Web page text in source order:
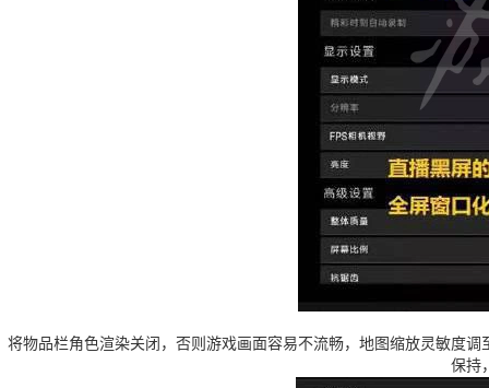
将物品栏角色渲染关闭，否则游戏画面容易不流畅，地图缩放灵敏度
保持